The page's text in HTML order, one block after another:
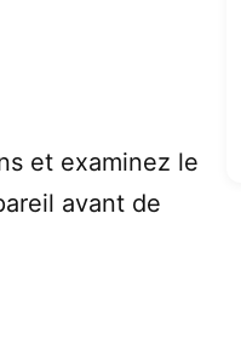
et examinez le
avant de